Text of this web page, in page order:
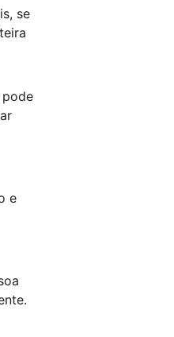
se
e